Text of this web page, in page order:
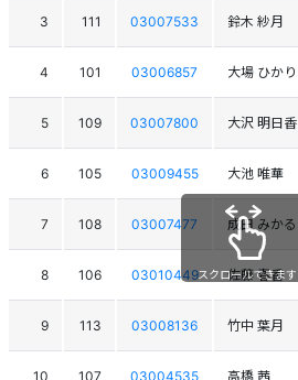
3 111 03007533 鈴木 紗月
4 101 03006857 大場 ひかり
5 109 03007800 大沢 明日香
6 105 03009455 大池 唯華
7 108 03007477 成田 みかる
8 106 03010449 佐藤 春香
9 113 03008136 竹中 葉月
10 107 03004535 高橋 茜
スクロールできます